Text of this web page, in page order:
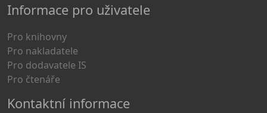
Informace pro uživatele
Pro knihovny
Pro nakladatele
Pro dodavatele IS
Pro čtenáře
Kontaktní informace